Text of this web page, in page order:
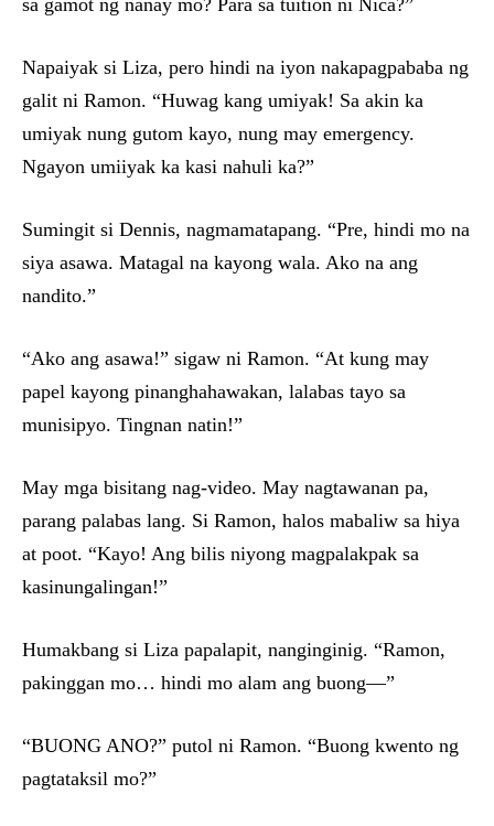
sa gamot ng nanay mo? Para sa tuition ni Nica?”
Napaiyak si Liza, pero hindi na iyon nakapagpababa ng
galit ni Ramon. “Huwag kang umiyak! Sa akin ka
umiyak nung gutom kayo, nung may emergency.
Ngayon umiiyak ka kasi nahuli ka?”
Sumingit si Dennis, nagmamatapang. “Pre, hindi mo na
siya asawa. Matagal na kayong wala. Ako na ang
nandito.”
“Ako ang asawa!” sigaw ni Ramon. “At kung may
papel kayong pinanghahawakan, lalabas tayo sa
munisipyo. Tingnan natin!”
May mga bisitang nag-video. May nagtawanan pa,
parang palabas lang. Si Ramon, halos mabaliw sa hiya
at poot. “Kayo! Ang bilis niyong magpalakpak sa
kasinungalingan!”
Humakbang si Liza papalapit, nanginginig. “Ramon,
pakinggan mo… hindi mo alam ang buong—”
“BUONG ANO?” putol ni Ramon. “Buong kwento ng
pagtataksil mo?”